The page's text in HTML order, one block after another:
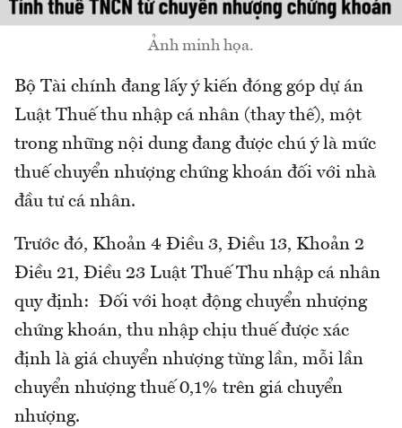
Ảnh minh họa.
Bộ Tài chính đang lấy ý kiến đóng góp dự án
Luật Thuế thu nhập cá nhân (thay thế), một
trong những nội dung đang được chú ý là mức
thuế chuyển nhượng chứng khoán đối với nhà
đầu tư cá nhân.
Trước đó, Khoản 4 Điều 3, Điều 13, Khoản 2
Điều 21, Điều 23 Luật Thuế Thu nhập cá nhân
quy định: Đối với hoạt động chuyển nhượng
chứng khoán, thu nhập chịu thuế được xác
định là giá chuyển nhượng từng lần, mỗi lần
chuyển nhượng thuế 0,1% trên giá chuyển
nhượng.